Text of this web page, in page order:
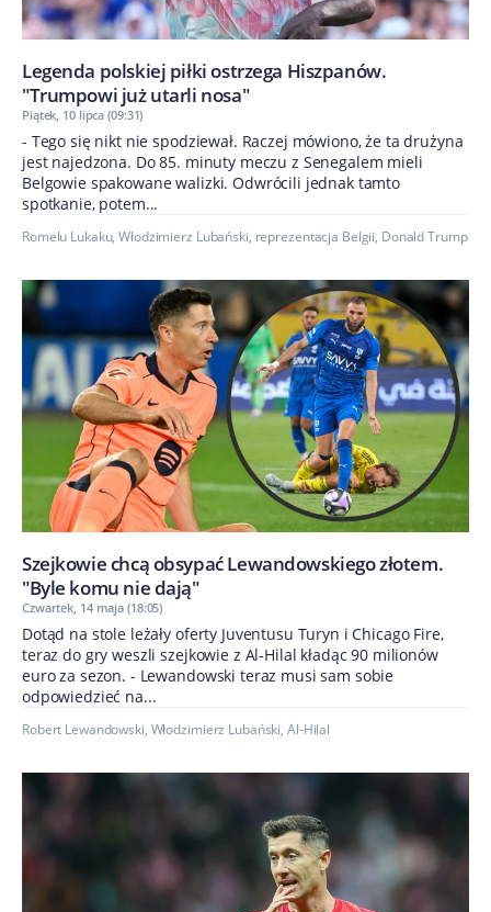
Legenda polskiej piłki ostrzega Hiszpanów.
"Trumpowi już utarli nosa"
Piątek, 10 lipca (09:31)
- Tego się nikt nie spodziewał. Raczej mówiono, że ta drużyna
jest najedzona. Do 85. minuty meczu z Senegalem mieli
Belgowie spakowane walizki. Odwrócili jednak tamto
spotkanie, potem...
Romelu Lukaku,Włodzimierz Lubański, reprezentacja Belgii, Donald Trump
Szejkowie chcą obsypać Lewandowskiego złotem.
"Byle komu nie dają"
Czwartek, 14 maja (18:05)
Dotąd na stole leżały oferty Juventusu Turyn i Chicago Fire,
teraz do gry weszli szejkowie z Al-Hilal kładąc 90 milionów
euro za sezon. - Lewandowski teraz musi sam sobie
odpowiedzieć na...
Robert Lewandowski, Włodzimierz Lubański, Al-Hilal